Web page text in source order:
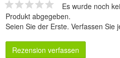
Es wurde noch
Produkt abgegeben.
Seien Sie der Erste. Verfassen Sie
Rezension verfassen